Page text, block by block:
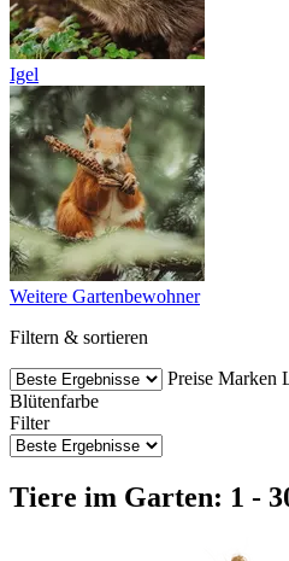
Igel
Weitere Gartenbewohner
Filtern & sortieren
Preise Marken
Blütenfarbe
Filter
Tiere im Garten: 1 -